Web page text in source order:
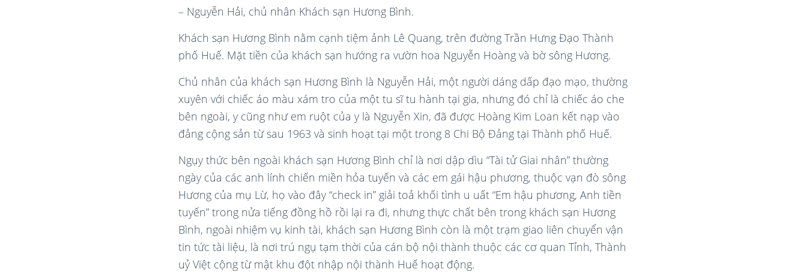
– Nguyễn Hải, chủ nhân Khách sạn Hương Bình.
Khách sạn Hương Bình nằm cạnh tiệm ảnh Lê Quang, trên đường Trần Hưng Đạo Thành
phố Huế. Mặt tiền của khách sạn hướng ra vườn hoa Nguyễn Hoàng và bờ sông Hương.
Chủ nhân của khách sạn Hương Bình là Nguyễn Hải, một người dáng dấp đạo mạo, thường
xuyên với chiếc áo màu xám tro của một tu sĩ tu hành tại gia, nhưng đó chỉ là chiếc áo che
bên ngoài, y cũng như em ruột của y là Nguyễn Xin, đã được Hoàng Kim Loan kết nạp vào
đảng cộng sản từ sau 1963 và sinh hoạt tại một trong 8 Chi Bộ Đảng tại Thành phố Huế.
Ngụy thức bên ngoài khách sạn Hương Bình chỉ là nơi dập dìu “Tài tử Giai nhân” thường
ngày của các anh lính chiến miền hỏa tuyến và các em gái hậu phương, thuộc vạn đò sông
Hương của mụ Lừ, họ vào đây “check in” giải toả khối tình u uất “Em hậu phương, Anh tiền
tuyến” trong nửa tiếng đồng hồ rồi lại ra đi, nhưng thực chất bên trong khách sạn Hương
Bình, ngoài nhiệm vụ kinh tài, khách sạn Hương Bình còn là một trạm giao liên chuyển vận
tin tức tài liệu, là nơi trú ngụ tạm thời của cán bộ nội thành thuộc các cơ quan Tỉnh, Thành
uỷ Việt cộng từ mật khu đột nhập nội thành Huế hoạt động.